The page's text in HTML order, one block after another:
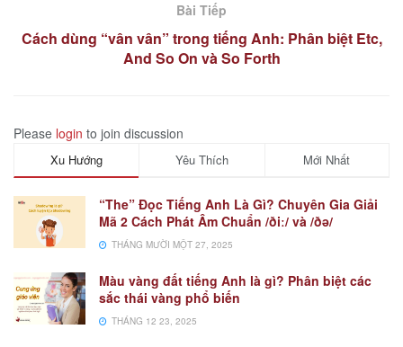
Bài Tiếp
Cách dùng “vân vân” trong tiếng Anh: Phân biệt Etc,
And So On và So Forth
Please login to join discussion
Xu Hướng Yêu Thích Mới Nhất
“The” Đọc Tiếng Anh Là Gì? Chuyên Gia Giải
Mã 2 Cách Phát Âm Chuẩn /ðiː/ và /ðə/
THÁNG MƯỜI MỘT 27, 2025
Màu vàng đất tiếng Anh là gì? Phân biệt các
sắc thái vàng phổ biến
THÁNG 12 23, 2025